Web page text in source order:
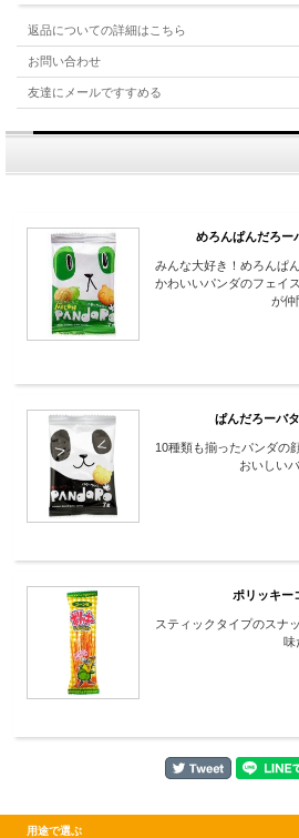
返品についての詳細はこちら
お問い合わせ
友達にメールですすめる
めろんぱんだろー
みんな大好き！めろんぱ
かわいいパンダのフェイ
が仲
ぱんだろーバ
10種類も揃ったパンダの
おいしい
ポリッキー
スティックタイプのスナ
味
用途で選ぶ